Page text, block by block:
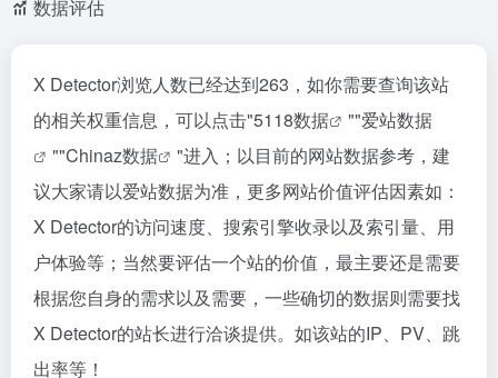
数据评估
X Detector浏览人数已经达到263，如你需要查询该站
的相关权重信息，可以点击"5118数据 ""爱站数据
""Chinaz数据
"进入；以目前的网站数据参考，建
议大家请以爱站数据为准，更多网站价值评估因素如：
X Detector的访问速度、搜索引擎收录以及索引量、用
户体验等；当然要评估一个站的价值，最主要还是需要
根据您自身的需求以及需要，一些确切的数据则需要找
X Detector的站长进行洽谈提供。如该站的IP、PV、跳
出率等！